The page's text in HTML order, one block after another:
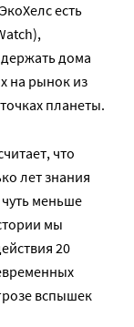
есть
дома
на рынок из
планеты.
что
лет знания
меньше
мы
20
вспышек